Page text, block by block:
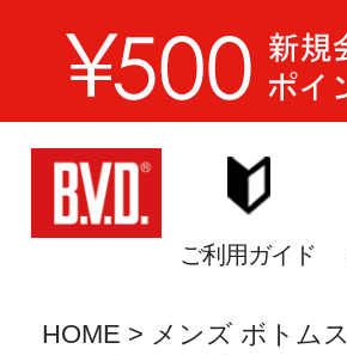
ご利用ガイド
HOME メンズ ボトムス